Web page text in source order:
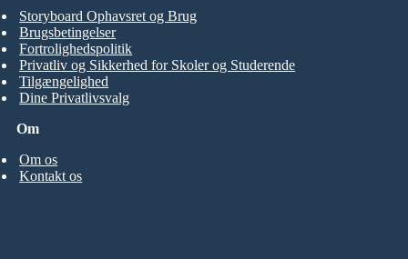
Om
Om os
Kontakt os
Storyboard Ophavsret og Brug
Brugsbetingelser
Fortrolighedspolitik
Privatliv og Sikkerhed for Skoler og Studerende
Tilgængelighed
Dine Privatlivsvalg